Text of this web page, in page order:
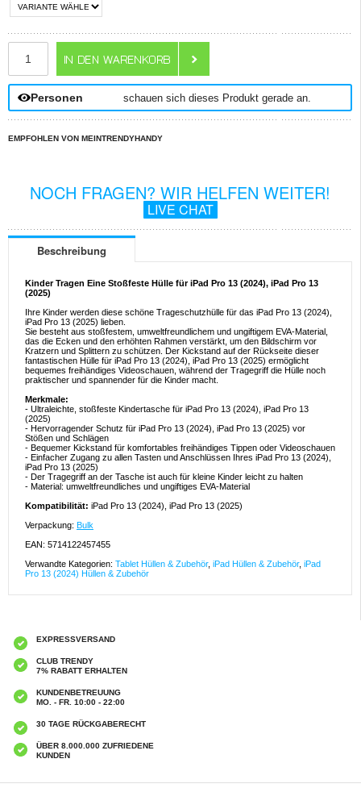
Personen schauen sich dieses Produkt gerade an.
EMPFOHLEN VON MEINTRENDYHANDY
NOCH FRAGEN? WIR HELFEN WEITER!
LIVE CHAT
Beschreibung
Kinder Tragen Eine Stoßfeste Hülle für iPad Pro 13 (2024), iPad Pro 13
(2025)
Ihre Kinder werden diese schöne Trageschutzhülle für das iPad Pro 13 (2024),
iPad Pro 13 (2025) lieben.
Sie besteht aus stoßfestem, umweltfreundlichem und ungiftigem EVA-Material,
das die Ecken und den erhöhten Rahmen verstärkt, um den Bildschirm vor
Kratzern und Splittern zu schützen. Der Kickstand auf der Rückseite dieser
fantastischen Hülle für iPad Pro 13 (2024), iPad Pro 13 (2025) ermöglicht
bequemes freihändiges Videoschauen, während der Tragegriff die Hülle noch
praktischer und spannender für die Kinder macht.
Merkmale:
- Ultraleichte, stoßfeste Kindertasche für iPad Pro 13 (2024), iPad Pro 13
(2025)
- Hervorragender Schutz für iPad Pro 13 (2024), iPad Pro 13 (2025) vor
Stößen und Schlägen
- Bequemer Kickstand für komfortables freihändiges Tippen oder Videoschauen
- Einfacher Zugang zu allen Tasten und Anschlüssen Ihres iPad Pro 13 (2024),
iPad Pro 13 (2025)
- Der Tragegriff an der Tasche ist auch für kleine Kinder leicht zu halten
- Material: umweltfreundliches und ungiftiges EVA-Material
Kompatibilität: iPad Pro 13 (2024), iPad Pro 13 (2025)
Verpackung: Bulk
EAN: 5714122457455
Verwandte Kategorien: Tablet Hüllen & Zubehör, iPad Hüllen & Zubehör, iPad
Pro 13 (2024) Hüllen & Zubehör
EXPRESSVERSAND
CLUB TRENDY
7% RABATT ERHALTEN
KUNDENBETREUUNG
MO. - FR. 10:00 - 22:00
30 TAGE RÜCKGABERECHT
ÜBER 8.000.000 ZUFRIEDENE
KUNDEN